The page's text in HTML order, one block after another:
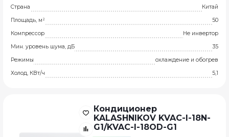
Страна
Китай
Площадь, м²
50
Компрессор
Не инвертор
Мин. уровень шума, дБ
35
Режимы
охлаждение и обогрев
Холод, КВт/ч
5,1
Кондиционер
KALASHNIKOV KVAC-I-18N-
G1/KVAC-I-18OD-G1